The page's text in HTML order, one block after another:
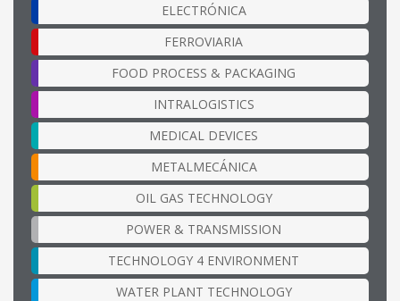
ELECTRÓNICA
FERROVIARIA
FOOD PROCESS & PACKAGING
INTRALOGISTICS
MEDICAL DEVICES
METALMECÁNICA
OIL GAS TECHNOLOGY
POWER & TRANSMISSION
TECHNOLOGY 4 ENVIRONMENT
WATER PLANT TECHNOLOGY